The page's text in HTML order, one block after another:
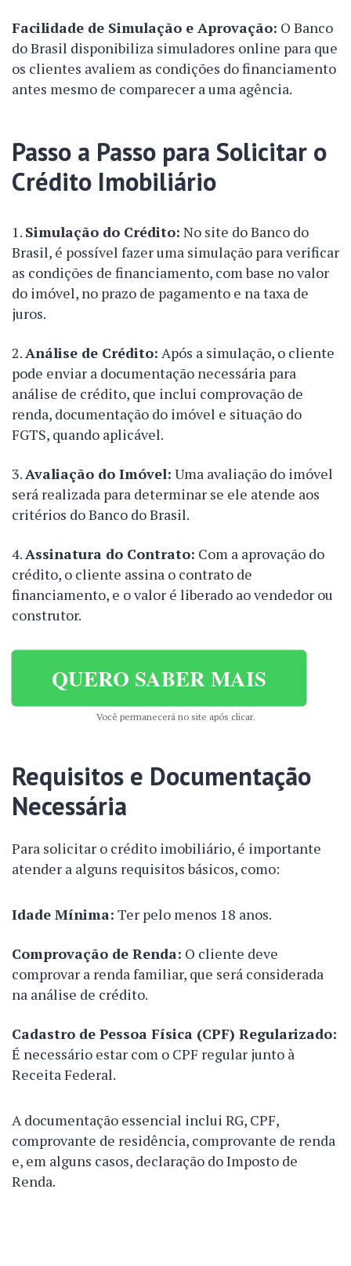
Facilidade de Simulação e Aprovação: O Banco
do Brasil disponibiliza simuladores online para que
os clientes avaliem as condições do financiamento
antes mesmo de comparecer a uma agência.
Passo a Passo para Solicitar o
Crédito Imobiliário
Simulação do Crédito: No site do Banco do
Brasil, é possível fazer uma simulação para verificar
as condições de financiamento, com base no valor
do imóvel, no prazo de pagamento e na taxa de
juros.
Análise de Crédito: Após a simulação, o cliente
pode enviar a documentação necessária para
análise de crédito, que inclui comprovação de
renda, documentação do imóvel e situação do
FGTS, quando aplicável.
Avaliação do Imóvel: Uma avaliação do imóvel
será realizada para determinar se ele atende aos
critérios do Banco do Brasil.
Assinatura do Contrato: Com a aprovação do
crédito, o cliente assina o contrato de
financiamento, e o valor é liberado ao vendedor ou
construtor.
QUERO SABER MAIS
Você permanecerá no site após clicar.
Requisitos e Documentação
Necessária
Para solicitar o crédito imobiliário, é importante
atender a alguns requisitos básicos, como:
Idade Mínima: Ter pelo menos 18 anos.
Comprovação de Renda: O cliente deve
comprovar a renda familiar, que será considerada
na análise de crédito.
Cadastro de Pessoa Física (CPF) Regularizado:
É necessário estar com o CPF regular junto à
Receita Federal.
A documentação essencial inclui RG, CPF,
comprovante de residência, comprovante de renda
e, em alguns casos, declaração do Imposto de
Renda.